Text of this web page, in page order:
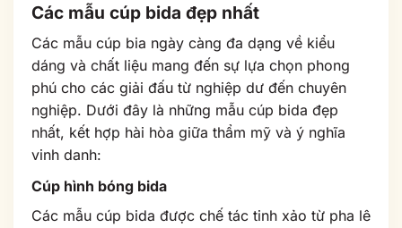
Các mẫu cúp bida đẹp nhất
Các mẫu cúp bia ngày càng đa dạng về kiểu
dáng và chất liệu mang đến sự lựa chọn phong
phú cho các giải đấu từ nghiệp dư đến chuyên
nghiệp. Dưới đây là những mẫu cúp bida đẹp
nhất, kết hợp hài hòa giữa thẩm mỹ và ý nghĩa
vinh danh:
Cúp hình bóng bida
Các mẫu cúp bida được chế tác tinh xảo từ pha lê